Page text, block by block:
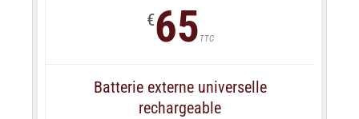
€65 TTC
Batterie externe universelle
rechargeable